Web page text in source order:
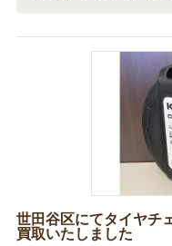
世田谷区にてタイヤチ
買取いたしました